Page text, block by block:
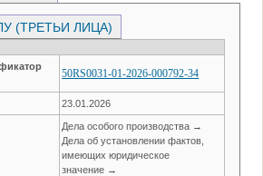
(ТРЕТЬИ ЛИЦА)
50RS0031-01-2026-000792-34
23.01.2026
Дела особого производства →
Дела об установлении фактов,
имеющих юридическое
значение →